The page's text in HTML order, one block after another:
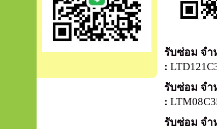
รับซ่อม จำ
:
รับซ่อม จำ
:
รับซ่อม จำ